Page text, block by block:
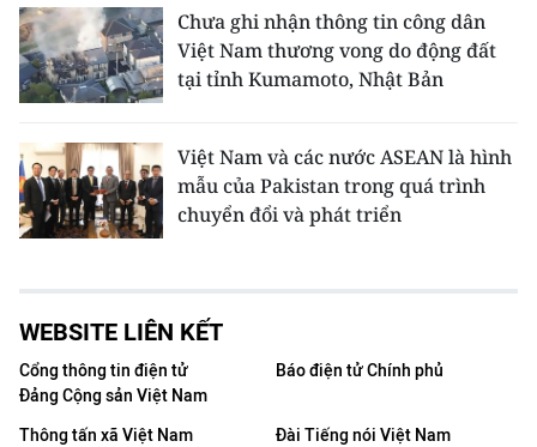
Chưa ghi nhận thông tin công dân
Việt Nam thương vong do động đất
tại tỉnh Kumamoto, Nhật Bản
Việt Nam và các nước ASEAN là hình
mẫu của Pakistan trong quá trình
chuyển đổi và phát triển
WEBSITE LIÊN KẾT
Cổng thông tin điện tử
Đảng Cộng sản Việt Nam
Báo điện tử Chính phủ
Thông tấn xã Việt Nam
Đài Tiếng nói Việt Nam